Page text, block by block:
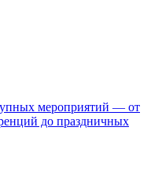
мероприятий — от
до праздничных